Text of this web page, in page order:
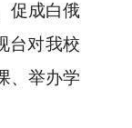
促成白俄
台对我校
、举办学